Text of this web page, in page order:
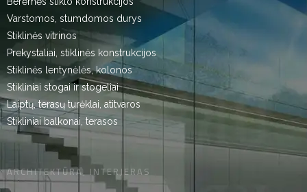
Varstomos, stumdomos durys
Stiklinės vitrinos
Prekystaliai, stiklinės konstrukcijos
Stiklinės lentynėlės, kolonos
Stikliniai stogai ir stogeliai
Laiptų, terasų turėklai, atitvaros
Stikliniai balkonai, terasos
ARCHITEKTŪRA, INTERJERAS